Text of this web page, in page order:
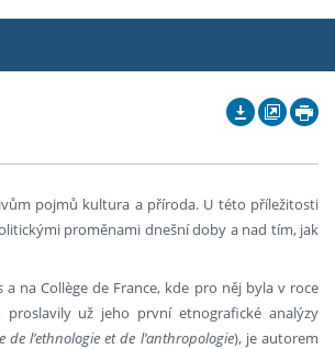
pojmů kultura a příroda. U této příležitosti
proměnami dnešní doby a nad tím, jak
na Collège de France, kde pro něj byla v roce
proslavily už jeho první etnografické analýzy
de l’ethnologie et de l’anthropologie), je autorem